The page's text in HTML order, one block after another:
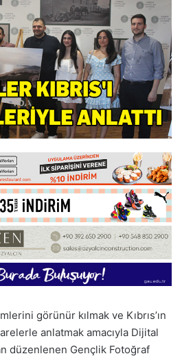
görünür kılmak ve Kıbrıs’ın
anlatmak amacıyla Dijital
düzenlenen Gençlik Fotoğraf